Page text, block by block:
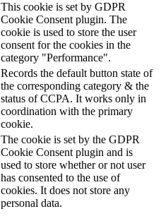
This cookie is set by GDPR
Cookie Consent plugin. The
cookie is used to store the user
consent for the cookies in the
category "Performance".
Records the default button state of
the corresponding category & the
status of CCPA. It works only in
coordination with the primary
cookie.
The cookie is set by the GDPR
Cookie Consent plugin and is
used to store whether or not user
has consented to the use of
cookies. It does not store any
personal data.